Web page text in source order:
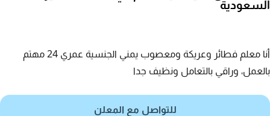
السعودية
أنا معلم فطائر وعريكة ومعصوب يمني الجنسية عمري 24 مهتم
بالعمل، وراقي بالتعامل ونظيف جدا
للتواصل مع المعلن